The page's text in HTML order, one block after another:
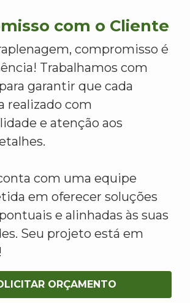
com o Cliente
compromisso é
Trabalhamos com
garantir que cada
realizado com
e atenção aos
com uma equipe
em oferecer soluções
e alinhadas às suas
Seu projeto está em
ORÇAMENTO